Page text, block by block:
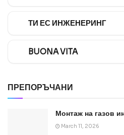
ТИ ЕС ИНЖЕНЕРИНГ
BUONA VITA
ПРЕПОРЪЧАНИ
Монтаж на газов
March 11, 2026